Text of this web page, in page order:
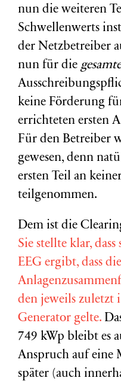
nun die weiteren
Schwellenwerts
der Netzbetreiber
nun für die gesamte
keine Förderung
errichteten ersten
Für den Betreiber
gewesen, denn
ersten Teil an
teilgenommen.
Dem ist die
Sie stellte klar, dass
EEG ergibt, dass die
den jeweils zuletzt
Generator gelte.
749 kWp bleibt es
Anspruch auf eine
später (auch